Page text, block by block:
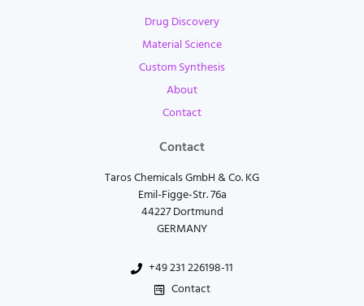
Drug Discovery
Material Science
Custom Synthesis
About
Contact
Contact
Taros Chemicals GmbH & Co. KG
Emil-Figge-Str. 76a
44227 Dortmund
GERMANY
+49 231 226198-11
Contact